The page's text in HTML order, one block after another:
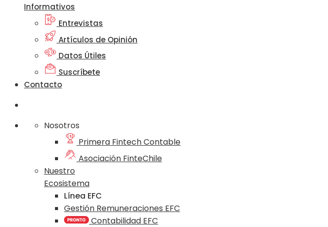
Informativos
Entrevistas
Artículos de Opinión
Datos Útiles
Suscríbete
Contacto
Nosotros
Primera Fintech Contable
Asociación FinteChile
Nuestro
Ecosistema
Línea EFC
Gestión Remuneraciones EFC
Contabilidad EFC